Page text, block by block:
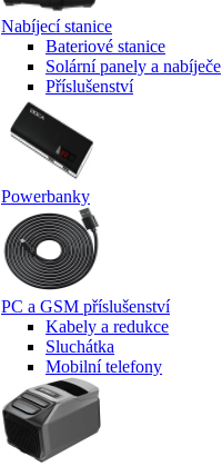
Nabíjecí stanice
Bateriové stanice
Solární panely a nabíječe
Příslušenství
Powerbanky
PC a GSM příslušenství
Kabely a redukce
Sluchátka
Mobilní telefony